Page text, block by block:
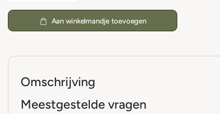
Aan winkelmandje toevoegen
Omschrijving
Meestgestelde vragen